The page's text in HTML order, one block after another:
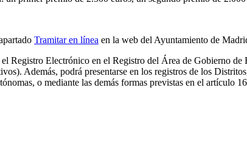
Tramitar en línea en la web del Ayuntamiento de
Registro Electrónico en el Registro del Área de Gobierno
Además, podrá presentarse en los registros de los
o mediante las demás formas previstas en el artículo